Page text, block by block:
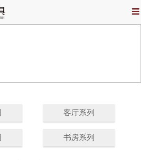
客厅系列
书房系列